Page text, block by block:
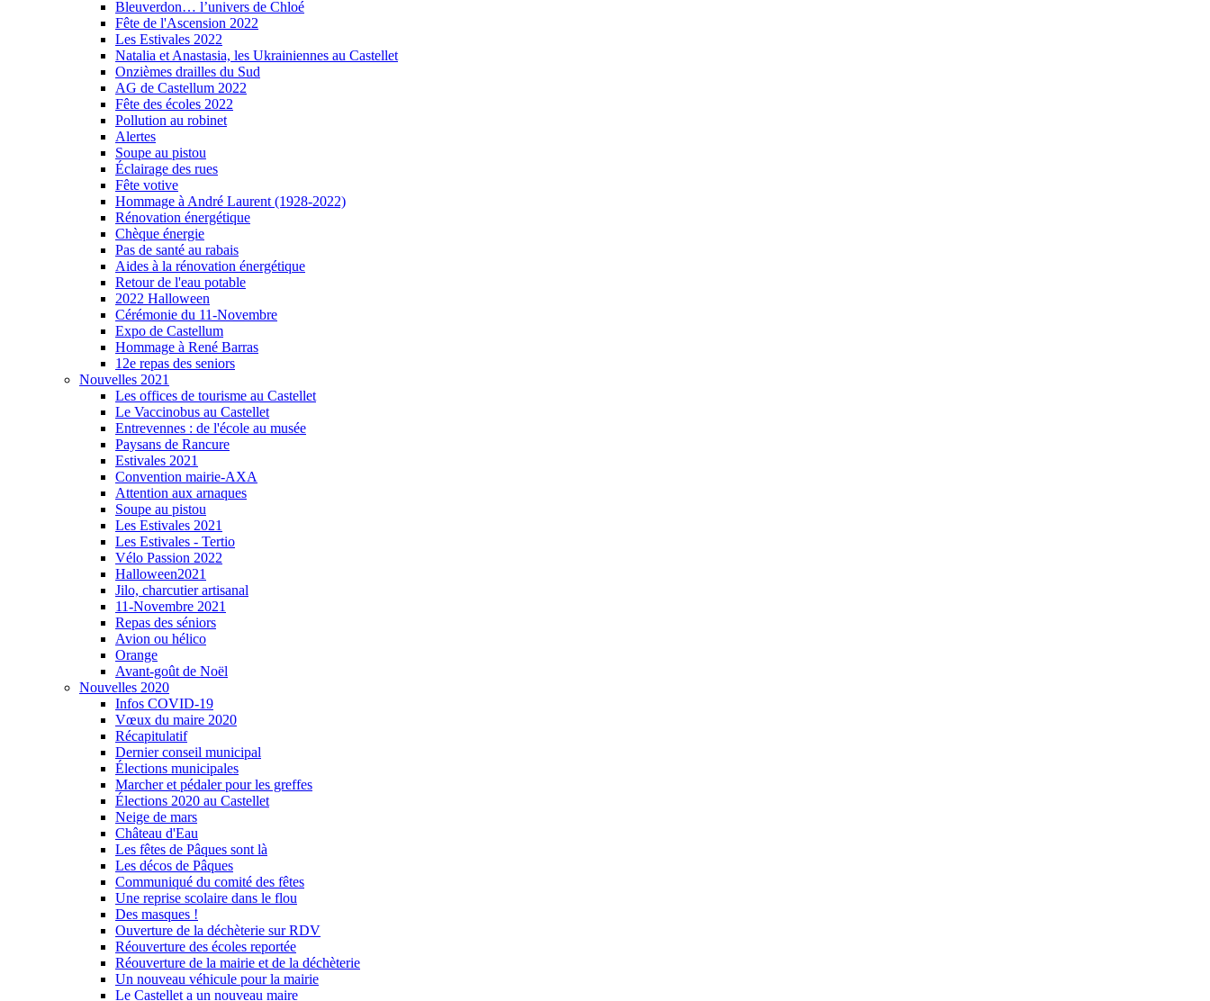
Bleuverdon… l’univers de Chloé
Fête de l'Ascension 2022
Les Estivales 2022
Natalia et Anastasia, les Ukrainiennes au Castellet
Onzièmes drailles du Sud
AG de Castellum 2022
Fête des écoles 2022
Pollution au robinet
Alertes
Soupe au pistou
Éclairage des rues
Fête votive
Hommage à André Laurent (1928-2022)
Rénovation énergétique
Chèque énergie
Pas de santé au rabais
Aides à la rénovation énergétique
Retour de l'eau potable
2022 Halloween
Cérémonie du 11-Novembre
Expo de Castellum
Hommage à René Barras
12e repas des seniors
Nouvelles 2021
Les offices de tourisme au Castellet
Le Vaccinobus au Castellet
Entrevennes : de l'école au musée
Paysans de Rancure
Estivales 2021
Convention mairie-AXA
Attention aux arnaques
Soupe au pistou
Les Estivales 2021
Les Estivales - Tertio
Vélo Passion 2022
Halloween2021
Jilo, charcutier artisanal
11-Novembre 2021
Repas des séniors
Avion ou hélico
Orange
Avant-goût de Noël
Nouvelles 2020
Infos COVID-19
Vœux du maire 2020
Récapitulatif
Dernier conseil municipal
Élections municipales
Marcher et pédaler pour les greffes
Élections 2020 au Castellet
Neige de mars
Château d'Eau
Les fêtes de Pâques sont là
Les décos de Pâques
Communiqué du comité des fêtes
Une reprise scolaire dans le flou
Des masques !
Ouverture de la déchèterie sur RDV
Réouverture des écoles reportée
Réouverture de la mairie et de la déchèterie
Un nouveau véhicule pour la mairie
Le Castellet a un nouveau maire